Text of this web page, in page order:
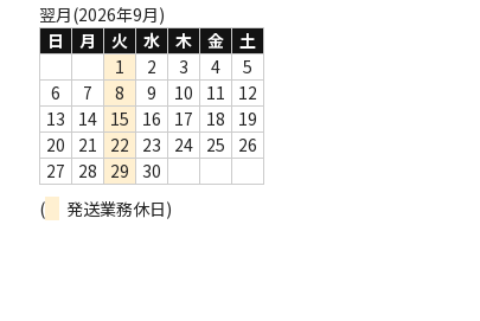
翌月(2026年9月)
日
月 火 水 木 金
土
1
2 3 4
5
6
7 8 9 10 11
12
13
14 15 16 17 18
19
20
21 22 23 24 25
26
27
28 29
30
(
発送業務休日)